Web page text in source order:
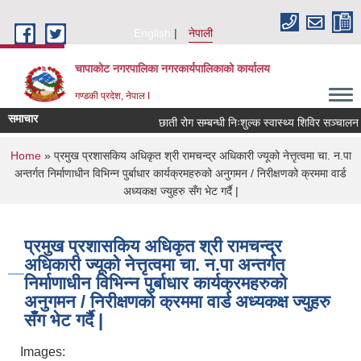
English
नेपाली
चापाकोट नगरपालिका नगरकार्यपालिकाको कार्यालय
गण्डकी प्रदेश, नेपाल I
समाचार छाती रोग सम्बन्धी निःशुल्क स्वास्थ्य शिविर सञ्चालन
You are here
Home» प्रमुख प्रशासकिय अधिकृत श्री रामचन्द्र अधिकारी ज्यूको नेत्तृत्वमा चा. न.पा
अन्तर्गत निर्माणाधीन विभिन्न पुर्बाधार कार्यक्रमहरुको अनुगमन / निरीक्षणको क्रममा वार्ड
अध्यकक्ष ज्युहरु सँग भेट गर्दै |
प्रमुख प्रशासकिय अधिकृत श्री रामचन्द्र
अधिकारी ज्यूको नेत्तृत्वमा चा. न.पा अन्तर्गत
निर्माणाधीन विभिन्न पुर्बाधार कार्यक्रमहरुको
अनुगमन / निरीक्षणको क्रममा वार्ड अध्यकक्ष ज्युहरु
सँग भेट गर्दै |
Images: